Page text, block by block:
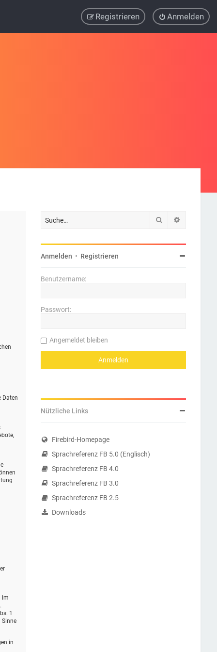
Anmelden
Registrieren
Daten
im
1
Sinne
in
Suche
Anmelden • Registrieren
Benutzername:
Passwort:
Angemeldet bleiben
Nützliche Links
Firebird-Homepage
Sprachreferenz FB 5.0 (Englisch)
Sprachreferenz FB 4.0
Sprachreferenz FB 3.0
Sprachreferenz FB 2.5
Downloads